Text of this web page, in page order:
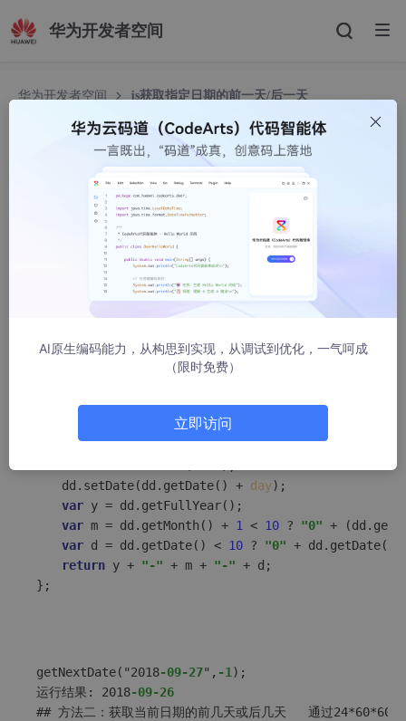
华为开发者空间
华为开发者空间 js获取指定日期的前一天/后一天
js获取指定日期的前一天/后一天
weixin_53545517
7831人浏览 · 2022-08-12 11:09:35
方法一：获取指定日期的前几天或后几天
date代表指定日期，格式：2018-09-27
// day 传-1表始前一天，传1表始后一天
// JS获取指定日期的前一天，后一天
function getNextDate(date, day) {
dd.setDate(dd.getDate() + day);
var y = dd.getFullYear();
var m = dd.getMonth() + 1 < 10 ? "0" +
var d = dd.getDate() < 10 ? "0" + dd.getDate()
return y + "-" + m + "-" + d;
getNextDate("2018-09-27", -1 );
运行结果: 2018-09-26
## 方法二：获取当前日期的前几天或后几天   通过
AI原生编码能力，从构思到实现，从调试到优化，一气呵成
（限时免费）
立即访问